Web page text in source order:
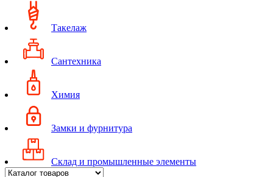
Такелаж
Сантехника
Химия
Замки и фурнитура
Склад и промышленные элементы